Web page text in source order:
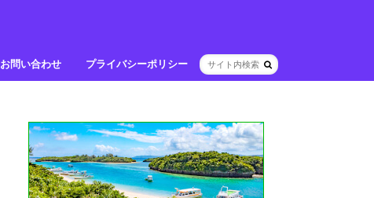
お問い合わせ プライバシーポリシー